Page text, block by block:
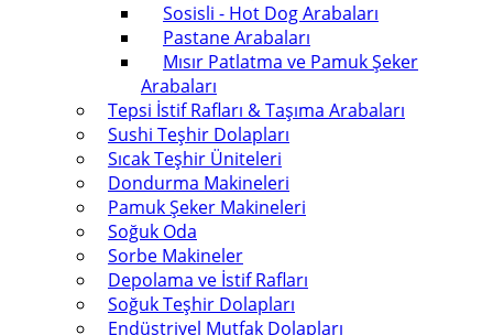
Sosisli - Hot Dog Arabaları
Pastane Arabaları
Mısır Patlatma ve Pamuk Şeker
Arabaları
Tepsi İstif Rafları & Taşıma Arabaları
Sushi Teşhir Dolapları
Sıcak Teşhir Üniteleri
Dondurma Makineleri
Pamuk Şeker Makineleri
Soğuk Oda
Sorbe Makineler
Depolama ve İstif Rafları
Soğuk Teşhir Dolapları
Endüstriyel Mutfak Dolapları